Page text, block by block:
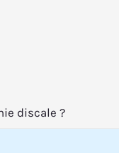
discale ?